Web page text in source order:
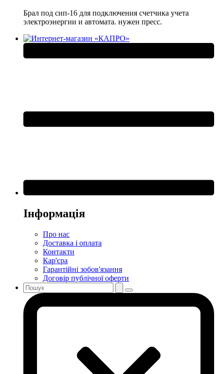
Брал под сип-16 для подключения счетчика учета
электроэнергии и автомата. нужен пресс.
Інформація
Про нас
Доставка і оплата
Контакти
Кар'єра
Гарантійні зобов'язання
Договір публічної оферти